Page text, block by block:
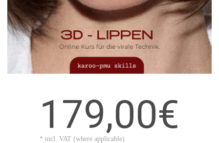
179,00€
* incl. VAT (where applicable)